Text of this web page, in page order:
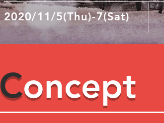
2020/11/5(Thu)-7(Sat)
Concept